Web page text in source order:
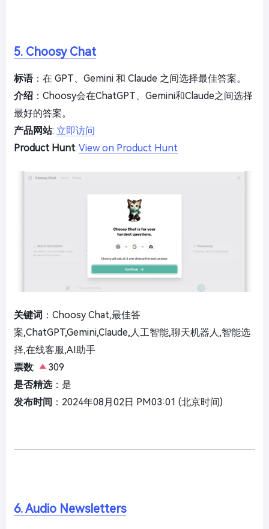
5. Choosy Chat
标语：在 GPT、Gemini 和 Claude 之间选择最佳答案。
介绍 ：Choosy会在ChatGPT、Gemini和Claude之间选择
最好的答案。
产品网站: 立即访问
Product Hunt: View on Product Hunt
关键词 ：Choosy Chat,最佳答
案,ChatGPT,Gemini,Claude,人工智能,聊天机器人,智能选
择,在线客服,AI助手
票数:
309
是否精选：是
发布时间 ：2024年08月02日 PM03:01 (北京时间)
6. Audio Newsletters